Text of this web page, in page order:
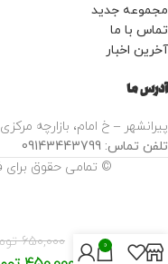
مجموعه جدید
تماس با ما
آخرین اخبار
آدرس ما
پیرانشهر – خ امام، بازارچه مرکزی،
تلفن تماس: 09143443799
© تمامی حقوق
کلینیک
650,000 0